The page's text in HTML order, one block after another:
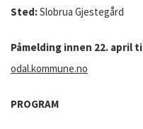
Sted:Slobrua Gjestegård
Påmelding innen 22. april
odal.kommune.no
PROGRAM